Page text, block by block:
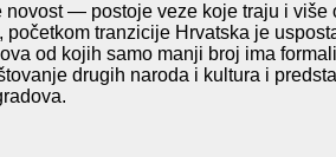
novost — postoje veze koje traju i više
tranzicije Hrvatska je
od kojih samo manji broj ima
drugih naroda i kultura i